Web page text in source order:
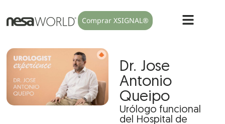
Comprar XSIGNAL®
Dr. Jose
Antonio
Queipo
Urólogo funcional
del Hospital de